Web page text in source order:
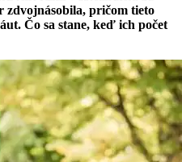
zdvojnásobila, pričom tieto
Čo sa stane, keď ich počet